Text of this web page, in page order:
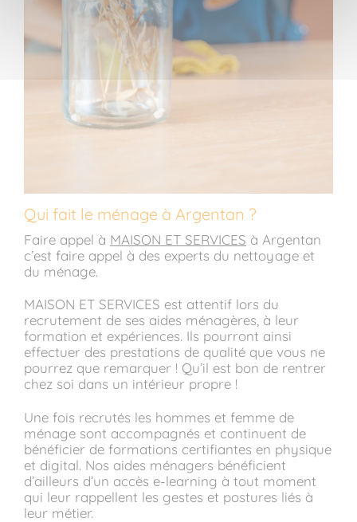
Qui fait le ménage à Argentan ?
Faire appel à MAISON ET SERVICES à Argentan
c’est faire appel à des experts du nettoyage et
du ménage.
MAISON ET SERVICES est attentif lors du
recrutement de ses aides ménagères, à leur
formation et expériences. Ils pourront ainsi
effectuer des prestations de qualité que vous ne
pourrez que remarquer ! Qu’il est bon de rentrer
chez soi dans un intérieur propre !
Une fois recrutés les hommes et femme de
ménage sont accompagnés et continuent de
bénéficier de formations certifiantes en physique
et digital. Nos aides ménagers bénéficient
d’ailleurs d’un accès e-learning à tout moment
qui leur rappellent les gestes et postures liés à
leur métier.